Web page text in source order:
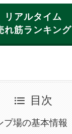
リアルタイム
れ筋ランキング
目次
プ場の基本情報